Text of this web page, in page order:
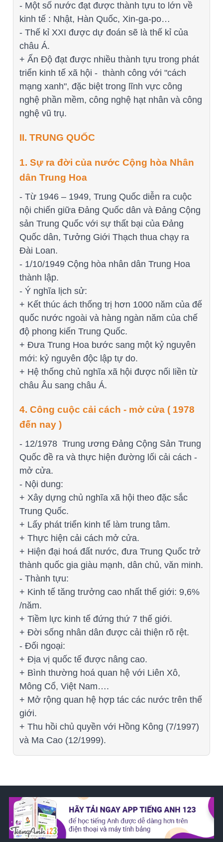
- Một số nước đạt được thành tựu to lớn về
kinh tế : Nhật, Hàn Quốc, Xin-ga-po…
- Thế kỉ XXI được dự đoán sẽ là thế kỉ của
châu Á.
+ Ấn Độ đạt được nhiều thành tựu trong phát
triển kinh tế xã hội - thành công với "cách
mạng xanh", đặc biệt trong lĩnh vực công
nghệ phần mềm, công nghệ hạt nhân và công
nghệ vũ trụ.
II. TRUNG QUỐC
1. Sự ra đời của nước Cộng hòa Nhân
dân Trung Hoa
- Từ 1946 – 1949, Trung Quốc diễn ra cuộc
nội chiến giữa Đảng Quốc dân và Đảng Cộng
sản Trung Quốc với sự thất bại của Đảng
Quốc dân, Tưởng Giới Thạch thua chạy ra
Đài Loan.
- 1/10/1949 Cộng hòa nhân dân Trung Hoa
thành lập.
- Ý nghĩa lịch sử:
+ Kết thúc ách thống trị hơn 1000 năm của đế
quốc nước ngoài và hàng ngàn năm của chế
độ phong kiến Trung Quốc.
+ Đưa Trung Hoa bước sang một kỷ nguyên
mới: kỷ nguyên độc lập tự do.
+ Hệ thống chủ nghĩa xã hội được nối liền từ
châu Âu sang châu Á.
4. Công cuộc cải cách - mở cửa ( 1978
đến nay )
- 12/1978 Trung ương Đảng Cộng Sản Trung
Quốc đề ra và thực hiện đường lối cải cách -
mở cửa.
- Nội dung:
+ Xây dựng chủ nghĩa xã hội theo đặc sắc
Trung Quốc.
+ Lấy phát triển kinh tế làm trung tâm.
+ Thực hiện cải cách mở cửa.
+ Hiện đại hoá đất nước, đưa Trung Quốc trở
thành quốc gia giàu mạnh, dân chủ, văn minh.
- Thành tựu:
+ Kinh tế tăng trưởng cao nhất thế giới: 9,6%
/năm.
+ Tiềm lực kinh tế đứng thứ 7 thế giới.
+ Đời sống nhân dân được cải thiện rõ rệt.
- Đối ngoại:
+ Địa vị quốc tế được nâng cao.
+ Bình thường hoá quan hệ với Liên Xô,
Mông Cổ, Việt Nam….
+ Mở rộng quan hệ hợp tác các nước trên thế
giới.
+ Thu hồi chủ quyền với Hồng Kông (7/1997)
và Ma Cao (12/1999).